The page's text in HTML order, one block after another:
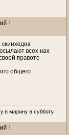
!
всех нах
правоте
общего
в марину в субботу
!